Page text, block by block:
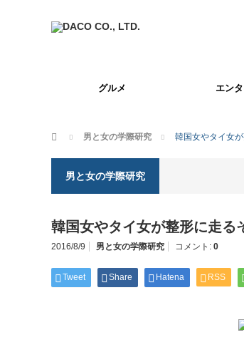
グルメ エン
ホーム 男と女の学際研究 韓国女やタイ女
男と女の学際研究
韓国女やタイ女が整形に走る
2016/8/9 男と女の学際研究 コメント: 0
Tweet Share Hatena RSS